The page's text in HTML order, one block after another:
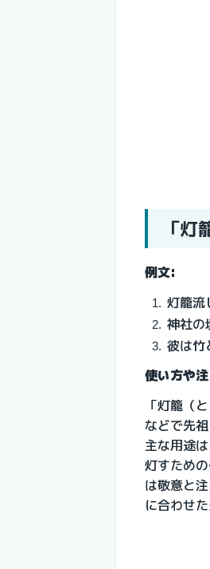
「
例文:
灯籠流
神社の
彼は竹
使い方や
「灯籠（
などで先
主な用途
灯すため
は敬意と
に合わせ